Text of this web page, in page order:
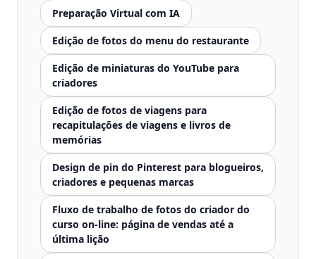
Preparação Virtual com IA
Edição de fotos do menu do restaurante
Edição de miniaturas do YouTube para
criadores
Edição de fotos de viagens para
recapitulações de viagens e livros de
memórias
Design de pin do Pinterest para blogueiros,
criadores e pequenas marcas
Fluxo de trabalho de fotos do criador do
curso on-line: página de vendas até a
última lição